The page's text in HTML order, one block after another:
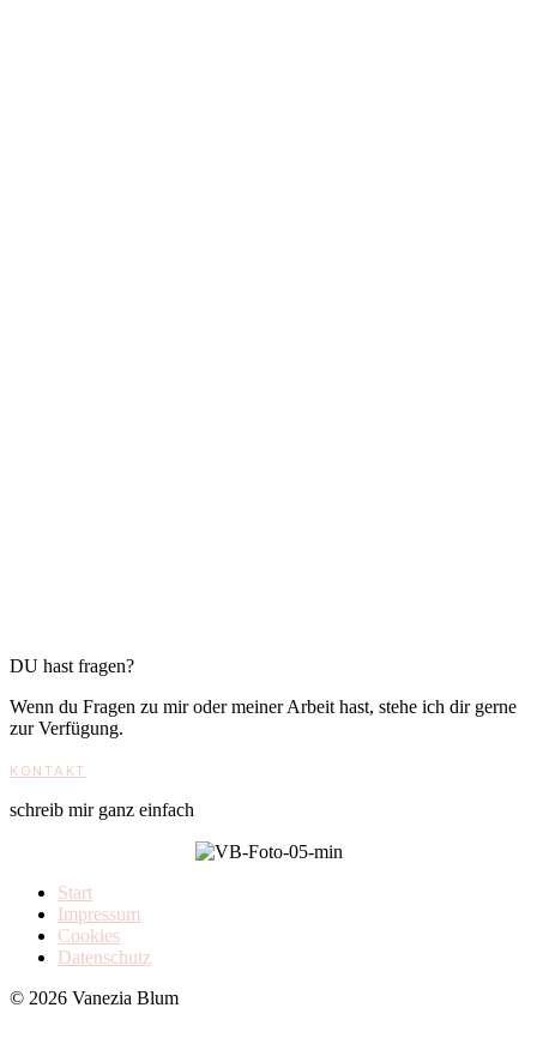
DU hast fragen?
Wenn du Fragen zu mir oder meiner Arbeit hast, stehe ich dir gerne
zur Verfügung.
KONTAKT
schreib mir ganz einfach
Start
Impressum
Cookies
Datenschutz
© 2026 Vanezia Blum